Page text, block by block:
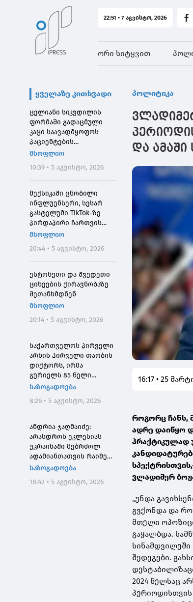
22:51 • 7 აგვისტო, 2026
ორი სიტყვით
ყველაზე კითხვადი
ცელიანი სიკვდილის
ფორმაში გადაცმული
კაცი საავადმყოფოს
პაციენტების
შეშინებისთვის
მსოფლიო
10:39 • 5 აგვისტო, 2026
მექსიკაში ცნობილი
ინფლუენსერი, სესარ
გასტელუმი TikTok-ზე
პირდაპირი ჩართვის
დროს მოკლეს
მსოფლიო
20:44 • 5 აგვისტო, 2026
ესტონეთი და შვედეთი
ციხეების ქირავნობაზე
შეთანხმდნენ
მსოფლიო
20:14 • 5 აგვისტო, 2026
საქართველოს პირველი
არხის პირველი თაობის
დიქტორს, ირმა
გურიელს 85 წელი
შეუსრულდა
საზოგადოება
8:26 • 5 აგვისტო, 2026
ანდრია ჯაღმაიძე:
არასდროს ეკლესიას
უკრაინაში მებრძოლ
ადამიანთათვის რაიმე
შემზღუდავი ნორმა არ
საზოგადოება
18:42 • 5 აგვისტო, 2026
პოლიტიკა
და
16:17 • 25
როგორც ჩანს,
ადრე დაიწყო
პრაქტიკულად
ვლადიმერ
„უნდა
გვქონდა და
მთელი
გაყალბდა.
შედეგები.
2024 წელსაც